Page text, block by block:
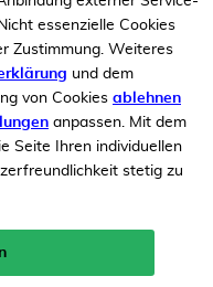
essenzielle Cookies
Zustimmung. Weiteres
und dem
von Cookies ablehnen
anpassen. Mit dem
Seite Ihren individuellen
stetig zu